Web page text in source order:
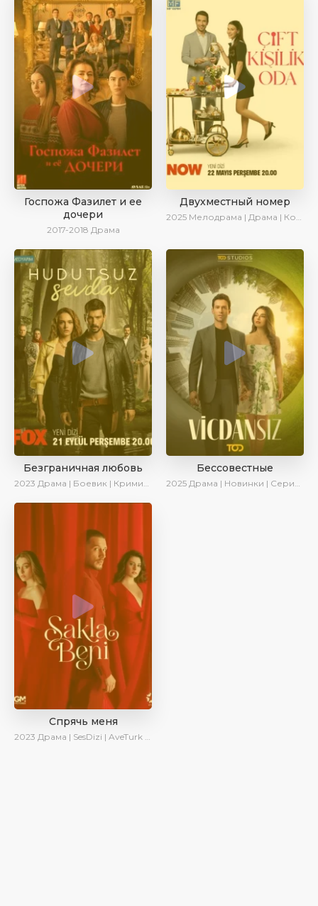
Госпожа Фазилет и ее
дочери
2017-2018 Драма
Двухместный номер
2025 Мелодрама | Драма | Комедия | AlisaDirilis | Новинки | Сериалы 2025
Безграничная любовь
2023 Драма | Боевик | Криминал | SesDizi | Сериалы 2023
Бессовестные
2025 Драма | Новинки | Сериалы 2025
Спрячь меня
2023 Драма | SesDizi | AveTurk | AlisaDirilis | Сериалы 2023